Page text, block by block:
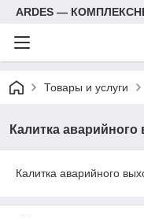
ARDES —
Товары и услуги
Калитка
Калитка аварийного